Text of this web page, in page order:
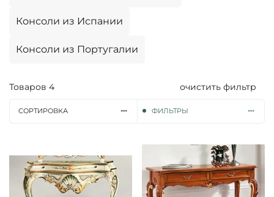
Консоли из Испании
Консоли из Португалии
Товаров 4 очистить фильтр
СОРТИРОВКА ФИЛЬТРЫ